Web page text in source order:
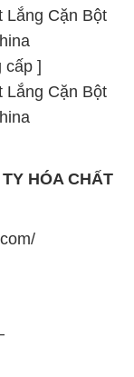
Lắng Cặn Bột
cấp ]
Lắng Cặn Bột
HÓA CHẤT